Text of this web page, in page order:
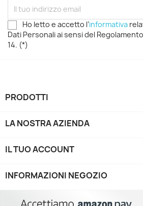
Ho letto e accetto l’informativa
Dati Personali ai sensi del
14. (*)
PRODOTTI
LA NOSTRA AZIENDA
IL TUO ACCOUNT
INFORMAZIONI NEGOZIO